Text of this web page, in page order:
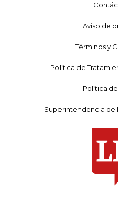
Aviso de
Términos y
Política de
Política
Superintendencia de